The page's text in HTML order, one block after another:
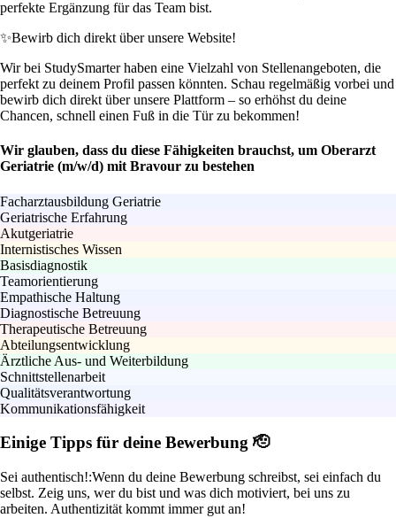
perfekte Ergänzung für das Team bist.
✨Bewirb dich direkt über unsere Website!
Wir bei StudySmarter haben eine Vielzahl von Stellenangeboten, die
perfekt zu deinem Profil passen könnten. Schau regelmäßig vorbei und
bewirb dich direkt über unsere Plattform – so erhöhst du deine
Chancen, schnell einen Fuß in die Tür zu bekommen!
Wir glauben, dass du diese Fähigkeiten brauchst, um Oberarzt
Geriatrie (m/w/d) mit Bravour zu bestehen
Facharztausbildung Geriatrie
Geriatrische Erfahrung
Akutgeriatrie
Internistisches Wissen
Basisdiagnostik
Teamorientierung
Empathische Haltung
Diagnostische Betreuung
Therapeutische Betreuung
Abteilungsentwicklung
Ärztliche Aus- und Weiterbildung
Schnittstellenarbeit
Qualitätsverantwortung
Kommunikationsfähigkeit
Einige Tipps für deine Bewerbung 🫡
Sei authentisch!:Wenn du deine Bewerbung schreibst, sei einfach du
selbst. Zeig uns, wer du bist und was dich motiviert, bei uns zu
arbeiten. Authentizität kommt immer gut an!